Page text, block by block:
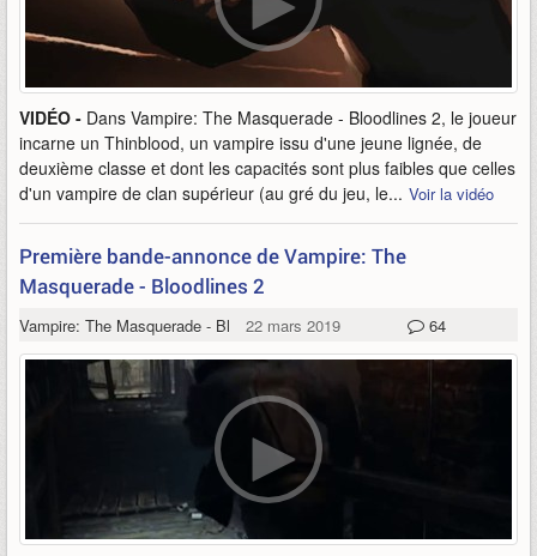
VIDÉO - Dans Vampire: The Masquerade - Bloodlines 2, le joueur
incarne un Thinblood, un vampire issu d'une jeune lignée, de
deuxième classe et dont les capacités sont plus faibles que celles
d'un vampire de clan supérieur (au gré du jeu, le... Voir la vidéo
Première bande-annonce de Vampire: The
Masquerade - Bloodlines 2
Vampire: The Masquerade - Bloodlines 2
22 mars 2019 64